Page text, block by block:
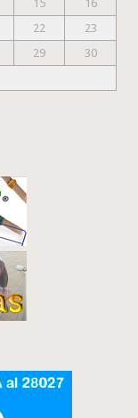
15
16
22
23
29
30